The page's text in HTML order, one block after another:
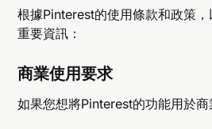
根據Pinterest的使用條款和政策
重要資訊：
商業使用要求
如果您想將Pinterest的功能用於商